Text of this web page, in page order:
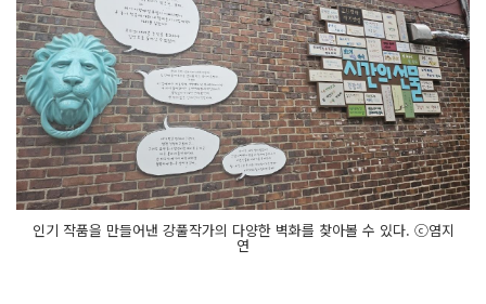
인기 작품을 만들어낸 강풀작가의 다양한 벽화를 찾아볼 수 있다. ⓒ염지
연